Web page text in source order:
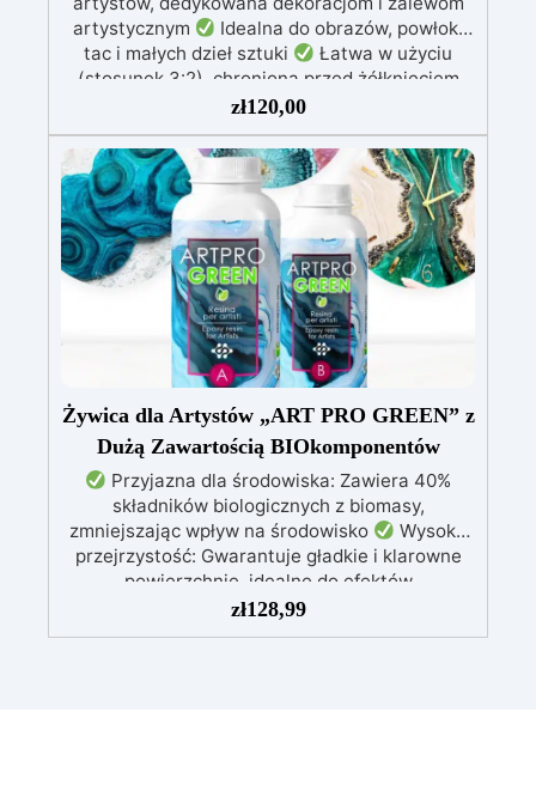
utrwalanie wypełniaczy (elementy dekoracyjne,
szkło, kamień, kwarc, itd.) – stworzenie idealnie
przezroczystej warstwy ochronnej na Twoich
projektach.
artystycznym
Idealna do obrazów, powłok,
tac i małych dzieł sztuki
Łatwa w użyciu
(stosunek 3:2), chroniona przed żółknięciem
dzięki specjalnym filtrom UV
nie kapie, utrzymując precyzyjne i czyste wzory
Utwardza się w 12-24 godziny, zapewniając
błyszczącą i lśniącą powierzchnię
zł120,00
Żywica dla Artystów „ART PRO GREEN” z
Dużą Zawartością BIOkomponentów
Przyjazna dla środowiska: Zawiera 40%
składników biologicznych z biomasy,
zmniejszając wpływ na środowisko
Wysoka
przejrzystość: Gwarantuje gładkie i klarowne
powierzchnie, idealne do efektów
Wytrzymała i stabilna:
Ochrona przed promieniowaniem UV, wilgocią i
zł128,99